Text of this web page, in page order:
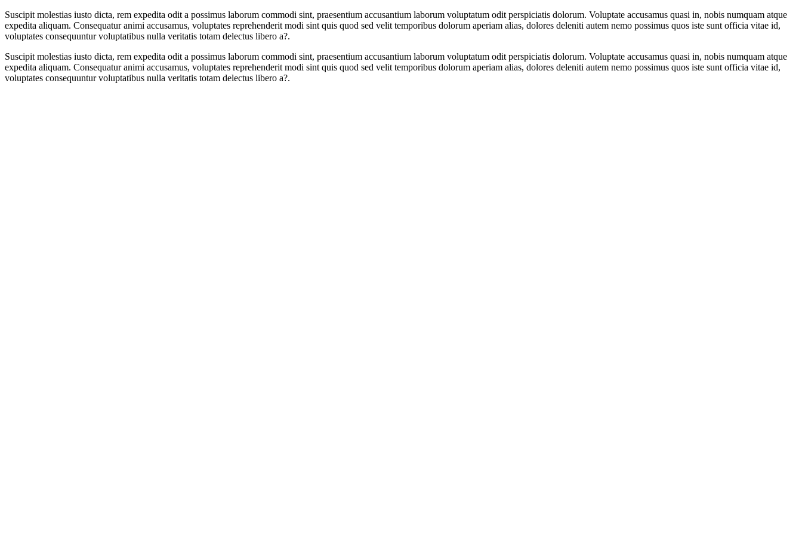
Suscipit molestias iusto dicta, rem expedita odit a possimus laborum commodi sint, praesentium accusantium laborum voluptatum odit perspiciatis dolorum. Voluptate accusamus quasi in, nobis numquam atque
expedita aliquam. Consequatur animi accusamus, voluptates reprehenderit modi sint quis quod sed velit temporibus dolorum aperiam alias, dolores deleniti autem nemo possimus quos iste sunt officia vitae id,
voluptates consequuntur voluptatibus nulla veritatis totam delectus libero a?.
Suscipit molestias iusto dicta, rem expedita odit a possimus laborum commodi sint, praesentium accusantium laborum voluptatum odit perspiciatis dolorum. Voluptate accusamus quasi in, nobis numquam atque
expedita aliquam. Consequatur animi accusamus, voluptates reprehenderit modi sint quis quod sed velit temporibus dolorum aperiam alias, dolores deleniti autem nemo possimus quos iste sunt officia vitae id,
voluptates consequuntur voluptatibus nulla veritatis totam delectus libero a?.